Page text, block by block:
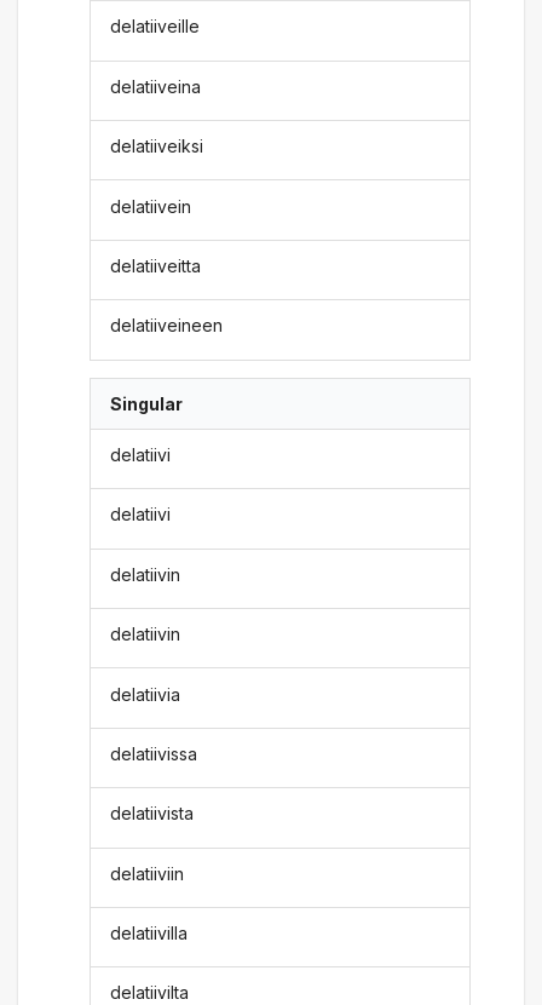
delatiiveille
delatiiveina
delatiiveiksi
delatiivein
delatiiveitta
delatiiveineen
Singular
delatiivi
delatiivi
delatiivin
delatiivin
delatiivia
delatiivissa
delatiivista
delatiiviin
delatiivilla
delatiivilta